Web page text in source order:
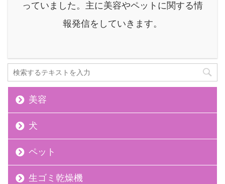
レビューより確実な真相
がわかる 結論を先に言っ
っていました。主に美容やペットに関する情
報発信をしていきます。
美容
犬
ペット
生ゴミ乾燥機